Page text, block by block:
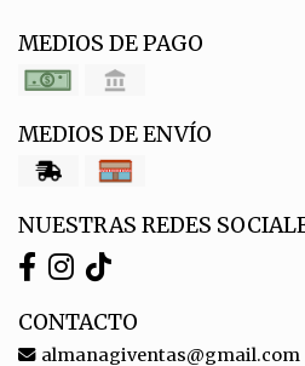
MEDIOS DE PAGO
MEDIOS DE ENVÍO
NUESTRAS REDES
CONTACTO
almanagiventas@gmail.com